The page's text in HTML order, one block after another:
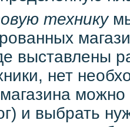
технику
выставлены
нет
можно
и выбрать